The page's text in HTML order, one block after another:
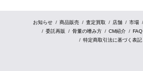
お知らせ 商品販売 査定買取 店舗 市場
委託再販
骨董の嗜み方 CM紹介 FAQ
特定商取引法に基づく表記